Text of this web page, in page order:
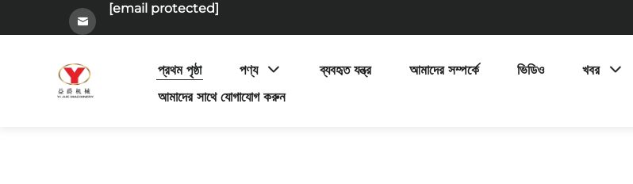
[email protected]
প্রথম পৃষ্ঠা পণ্য ব্যবহৃত যন্ত্র আমাদের সম্পর্কে ভিডিও খবর
আমাদের সাথে যোগাযোগ করুন